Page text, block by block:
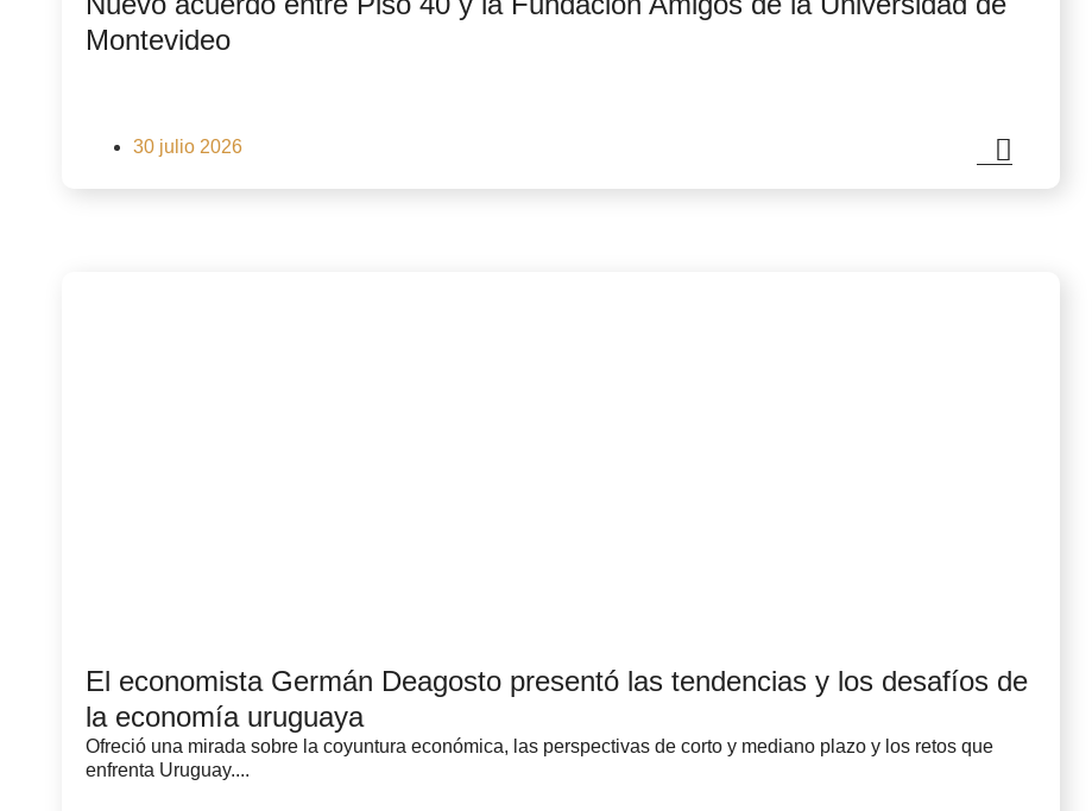
Montevideo
30 julio 2026
El economista Germán Deagosto presentó las tendencias y los desafíos de
la economía uruguaya
Ofreció una mirada sobre la coyuntura económica, las perspectivas de corto y mediano plazo y los retos que
enfrenta Uruguay....